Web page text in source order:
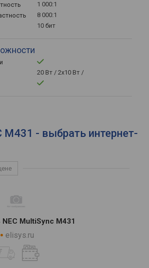
1 000:1
8 000:1
10 бит
20 Вт / 2x10 Вт /
M431 - выбрать интернет-
MultiSync M431
elisys.ru